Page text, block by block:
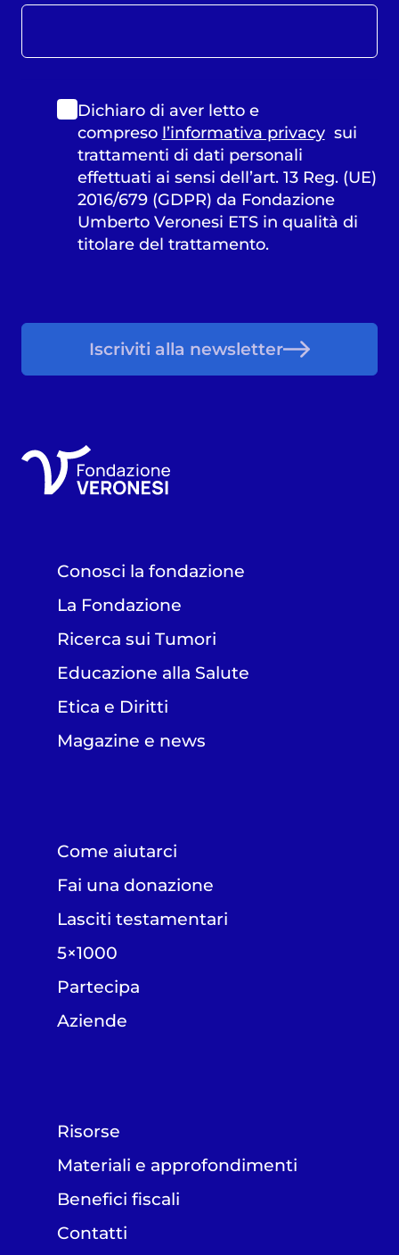
Dichiaro di aver letto e
compreso l’informativa privacysui
trattamenti di dati personali
effettuati ai sensi dell’art. 13 Reg. (UE)
2016/679 (GDPR) da Fondazione
Umberto Veronesi ETS in qualità di
titolare del trattamento.
Iscriviti alla newsletter
Conosci la fondazione
La Fondazione
Ricerca sui Tumori
Educazione alla Salute
Etica e Diritti
Magazine e news
Come aiutarci
Fai una donazione
Lasciti testamentari
5×1000
Partecipa
Aziende
Risorse
Materiali e approfondimenti
Benefici fiscali
Contatti